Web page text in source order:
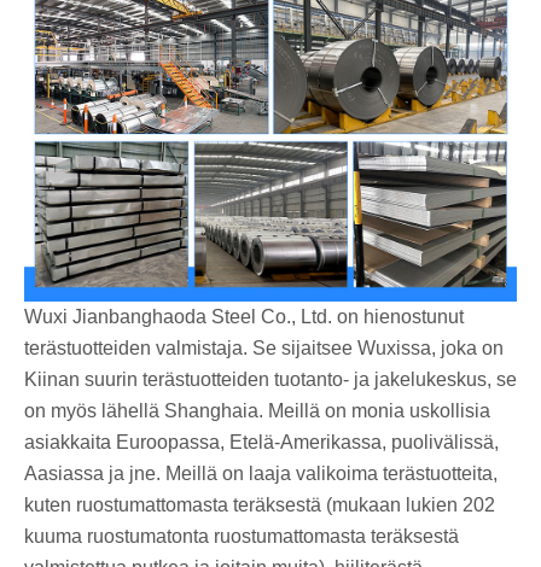
Wuxi Jianbanghaoda Steel Co., Ltd. on hienostunut
terästuotteiden valmistaja. Se sijaitsee Wuxissa, joka on
Kiinan suurin terästuotteiden tuotanto- ja jakelukeskus, se
on myös lähellä Shanghaia. Meillä on monia uskollisia
asiakkaita Euroopassa, Etelä-Amerikassa, puolivälissä,
Aasiassa ja jne. Meillä on laaja valikoima terästuotteita,
kuten ruostumattomasta teräksestä (mukaan lukien 202
kuuma ruostumatonta ruostumattomasta teräksestä